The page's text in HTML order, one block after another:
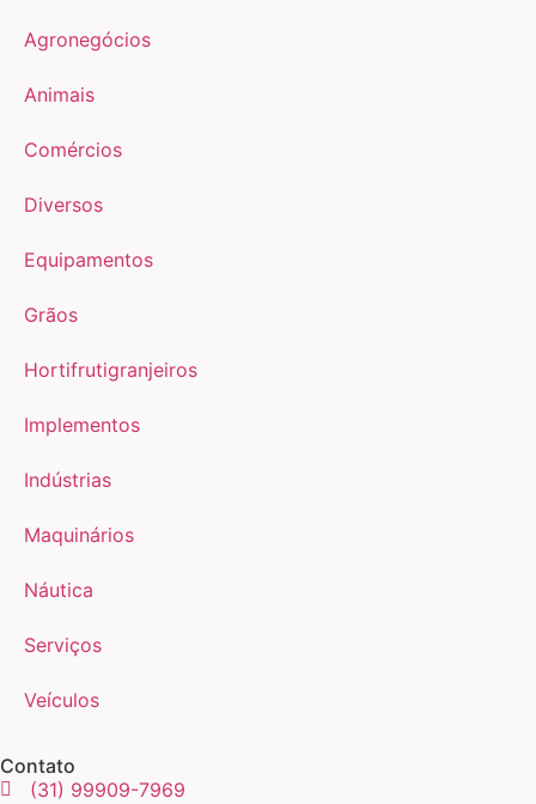
Agronegócios
Animais
Comércios
Diversos
Equipamentos
Grãos
Hortifrutigranjeiros
Implementos
Indústrias
Maquinários
Náutica
Serviços
Veículos
Contato
(31) 99909-7969